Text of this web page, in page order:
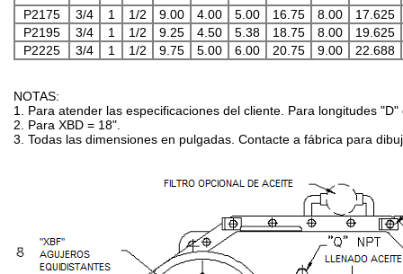
P2175
3/4 1 1/2 9.00 4.00 5.00 16.75 8.00
17.625
P2195
3/4 1 1/2 9.25 4.50 5.38 18.75 8.00
19.625
P2225
3/4 1 1/2 9.75 5.00 6.00 20.75 9.00 22.688
NOTAS:
1. Para atender las especificaciones del cliente. Para longitudes
2. Para XBD = 18".
3. Todas las dimensiones en pulgadas. Contacte a fábrica para